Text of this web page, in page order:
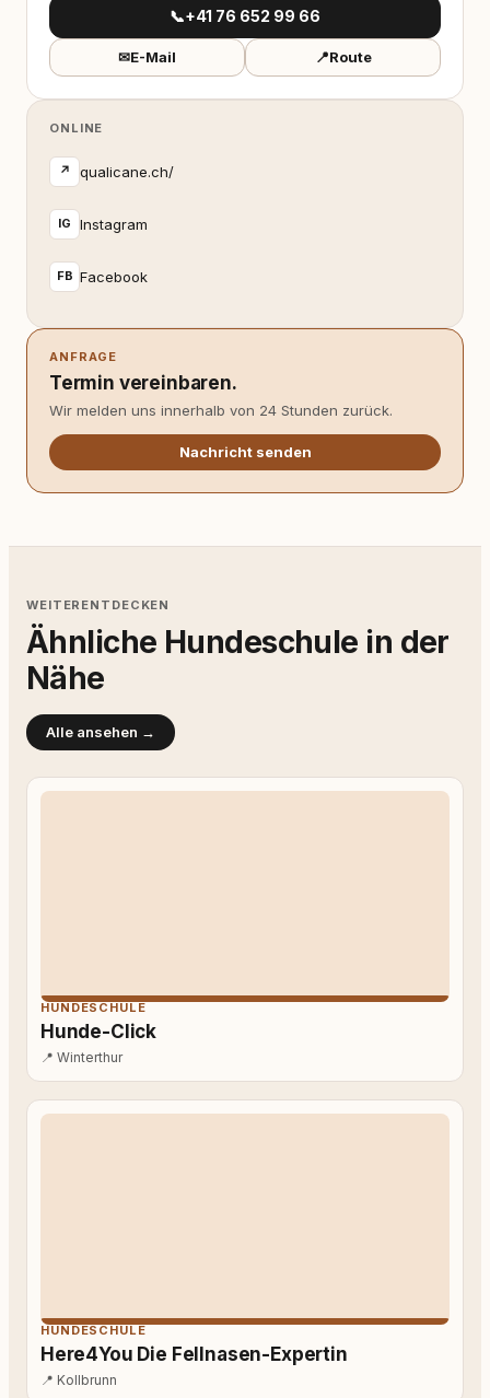
📞+41 76 652 99 66
✉E-Mail 📍Route
ONLINE
↗ qualicane.ch/
IG Instagram
FB Facebook
ANFRAGE
Termin vereinbaren.
Wir melden uns innerhalb von 24 Stunden zurück.
Nachricht senden
WEITERENTDECKEN
Ähnliche Hundeschule in der
Nähe
Alle ansehen →
HUNDESCHULE
Hunde-Click
📍 Winterthur
HUNDESCHULE
Here4You Die Fellnasen-Expertin
📍 Kollbrunn